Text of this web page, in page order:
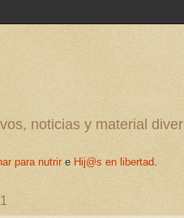
noticias y material
para nutrir e Hij@s en libertad.